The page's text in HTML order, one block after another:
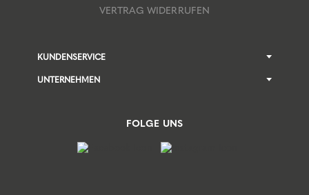
VERTRAG WIDERRUFEN
KUNDENSERVICE
UNTERNEHMEN
FOLGE UNS